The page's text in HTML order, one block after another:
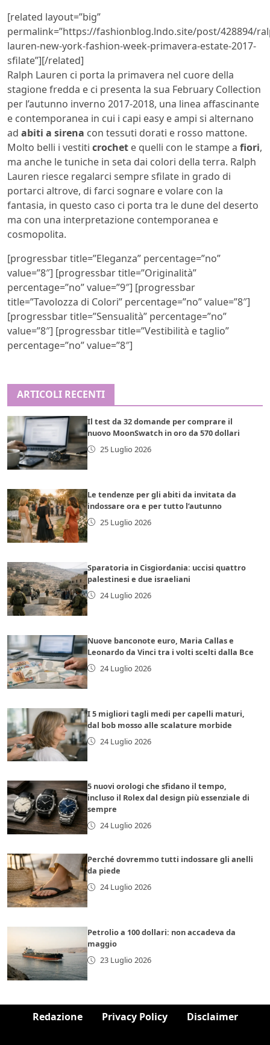
[related layout=”big”
permalink=”https://fashionblog.lndo.site/post/428894/
lauren-new-york-fashion-week-primavera-estate-2017-
sfilate”][/related]
Ralph Lauren ci porta la primavera nel cuore della
stagione fredda e ci presenta la sua February Collection
per l’autunno inverno 2017-2018, una linea affascinante
e contemporanea in cui i capi easy e ampi si alternano
ad abiti a sirena con tessuti dorati e rosso mattone.
Molto belli i vestiti crochet e quelli con le stampe a fiori,
ma anche le tuniche in seta dai colori della terra. Ralph
Lauren riesce regalarci sempre sfilate in grado di
portarci altrove, di farci sognare e volare con la
fantasia, in questo caso ci porta tra le dune del deserto
ma con una interpretazione contemporanea e
cosmopolita.
[progressbar title=”Eleganza” percentage=”no”
value=”8″] [progressbar title=”Originalità”
percentage=”no” value=”9″] [progressbar
title=”Tavolozza di Colori” percentage=”no” value=”8″]
[progressbar title=”Sensualità” percentage=”no”
value=”8″] [progressbar title=”Vestibilità e taglio”
percentage=”no” value=”8″]
ARTICOLI RECENTI
Il test da 32 domande per comprare il
nuovo MoonSwatch in oro da 570 dollari
25 Luglio 2026
Le tendenze per gli abiti da invitata da
indossare ora e per tutto l’autunno
25 Luglio 2026
Sparatoria in Cisgiordania: uccisi quattro
palestinesi e due israeliani
24 Luglio 2026
Nuove banconote euro, Maria Callas e
Leonardo da Vinci tra i volti scelti dalla Bce
24 Luglio 2026
I 5 migliori tagli medi per capelli maturi,
dal bob mosso alle scalature morbide
24 Luglio 2026
5 nuovi orologi che sfidano il tempo,
incluso il Rolex dal design più essenziale di
sempre
24 Luglio 2026
Perché dovremmo tutti indossare gli anelli
da piede
24 Luglio 2026
Petrolio a 100 dollari: non accadeva da
maggio
23 Luglio 2026
Redazione Privacy Policy Disclaimer